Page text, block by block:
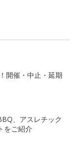
開催・中止・延期
、アスレチック
をご紹介